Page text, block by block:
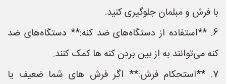
با فرش و مبلمان جلوگیری کنید.
6. **استفاده از دستگاه‌های ضد کنه:** دستگاه‌های ضد
کنه می‌توانند به از بین بردن کنه ها کمک کنند.
7. **استحکام فرش:** اگر فرش های شما ضعیف یا